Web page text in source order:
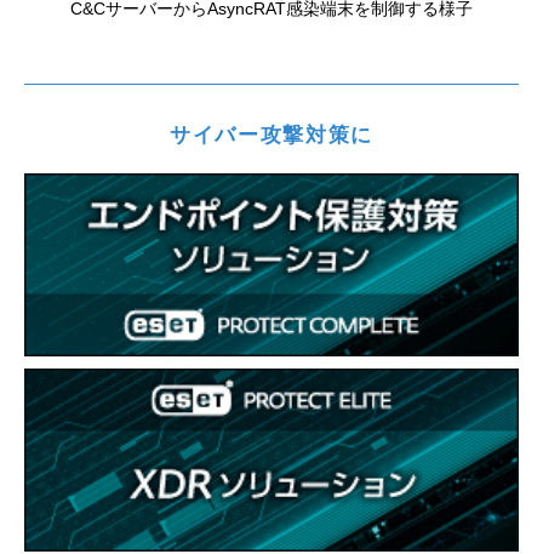
C&CサーバーからAsyncRAT感染端末を制御する様子
サイバー攻撃対策に